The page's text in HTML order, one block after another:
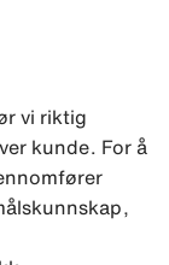
vi riktig
kunde. For å